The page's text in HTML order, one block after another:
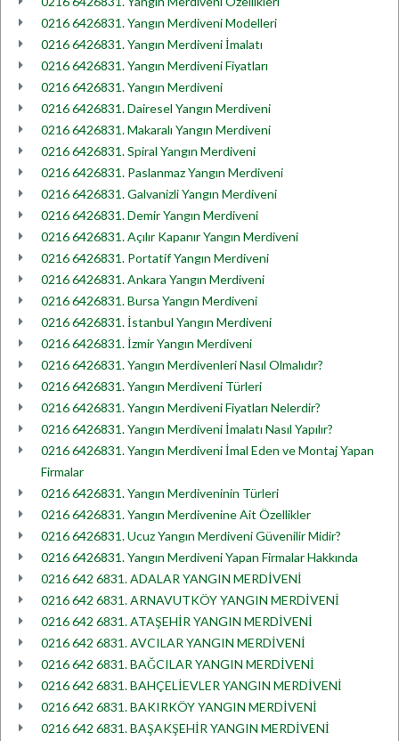
0216 6426831. Yangın Merdiveni Modelleri
0216 6426831. Yangın Merdiveni İmalatı
0216 6426831. Yangın Merdiveni Fiyatları
0216 6426831. Yangın Merdiveni
0216 6426831. Dairesel Yangın Merdiveni
0216 6426831. Makaralı Yangın Merdiveni
0216 6426831. Spiral Yangın Merdiveni
0216 6426831. Paslanmaz Yangın Merdiveni
0216 6426831. Galvanizli Yangın Merdiveni
0216 6426831. Demir Yangın Merdiveni
0216 6426831. Açılır Kapanır Yangın Merdiveni
0216 6426831. Portatif Yangın Merdiveni
0216 6426831. Ankara Yangın Merdiveni
0216 6426831. Bursa Yangın Merdiveni
0216 6426831. İstanbul Yangın Merdiveni
0216 6426831. İzmir Yangın Merdiveni
0216 6426831. Yangın Merdivenleri Nasıl Olmalıdır?
0216 6426831. Yangın Merdiveni Türleri
0216 6426831. Yangın Merdiveni Fiyatları Nelerdir?
0216 6426831. Yangın Merdiveni İmalatı Nasıl Yapılır?
0216 6426831. Yangın Merdiveni İmal Eden ve Montaj Yapan
Firmalar
0216 6426831. Yangın Merdiveninin Türleri
0216 6426831. Yangın Merdivenine Ait Özellikler
0216 6426831. Ucuz Yangın Merdiveni Güvenilir Midir?
0216 6426831. Yangın Merdiveni Yapan Firmalar Hakkında
0216 642 6831. ADALAR YANGIN MERDİVENİ
0216 642 6831. ARNAVUTKÖY YANGIN MERDİVENİ
0216 642 6831. ATAŞEHİR YANGIN MERDİVENİ
0216 642 6831. AVCILAR YANGIN MERDİVENİ
0216 642 6831. BAĞCILAR YANGIN MERDİVENİ
0216 642 6831. BAHÇELİEVLER YANGIN MERDİVENİ
0216 642 6831. BAKIRKÖY YANGIN MERDİVENİ
0216 642 6831. BAŞAKŞEHİR YANGIN MERDİVENİ